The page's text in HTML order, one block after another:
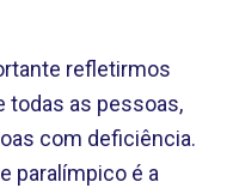
refletirmos
todas as pessoas,
com deficiência.
paralímpico é a